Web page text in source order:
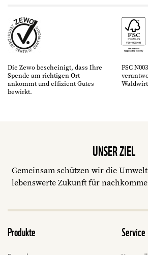
Die Zewo bescheinigt, dass Ihre
Spende am richtigen Ort
ankommt und effizient Gutes
bewirkt.
FSC
UNSER ZIEL
Gemeinsam schützen wir die
lebenswerte Zukunft für
Produkte Service